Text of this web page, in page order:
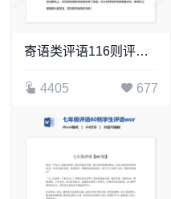
寄语类评语116则评语word模板
4405 677